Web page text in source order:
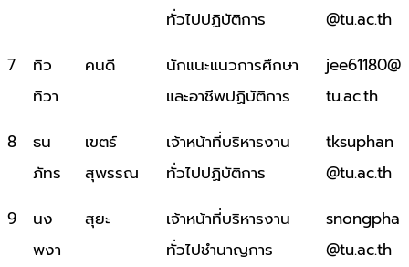
ทั่วไปปฏิบัติการ
@tu.ac.th
7
ทิว
ทิวา
คนดี
นักแนะแนวการศึกษา
และอาชีพปฏิบัติการ
jee61180@
tu.ac.th
8
ธน
ภัทร
เขตร์
สุพรรณ
เจ้าหน้าที่บริหารงาน
ทั่วไปปฏิบัติการ
tksuphan
@tu.ac.th
9
นง
พงา
สุยะ
เจ้าหน้าที่บริหารงาน
ทั่วไปชำนาญการ
snongpha
@tu.ac.th